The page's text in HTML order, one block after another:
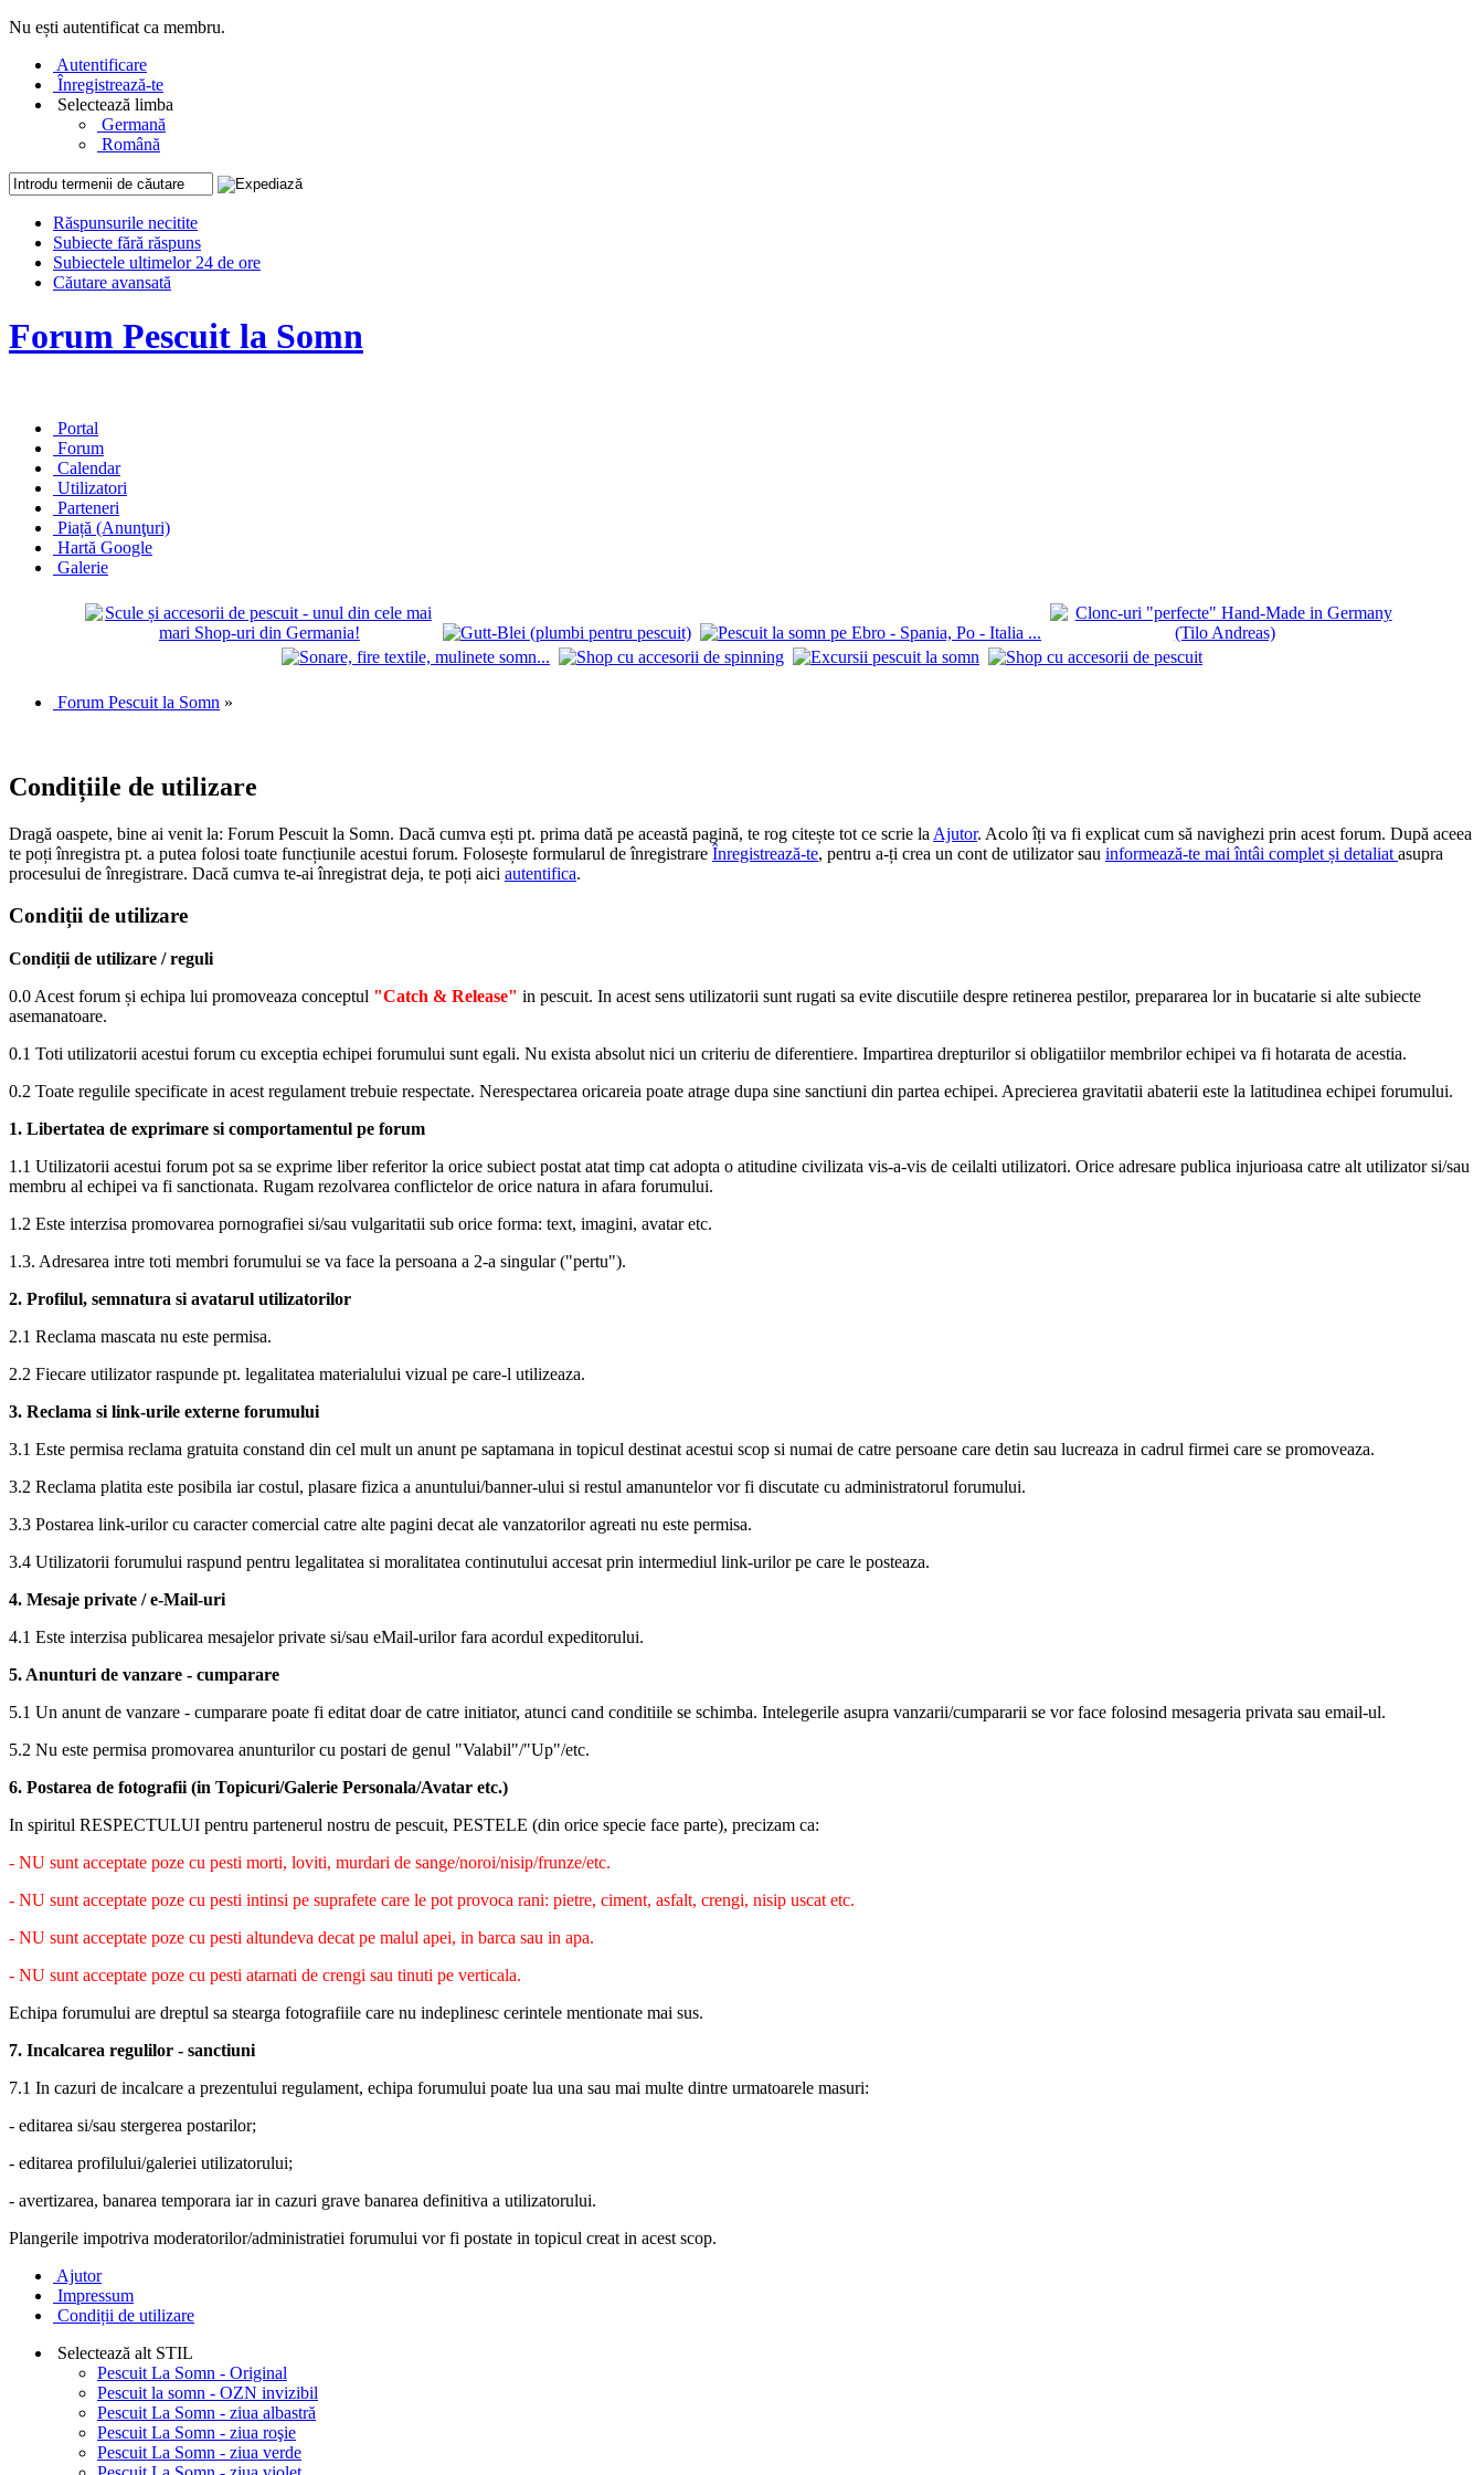
Nu ești autentificat ca membru.
Autentificare
Înregistrează-te
Selectează limba
Germană
Română
Răspunsurile necitite
Subiecte fără răspuns
Subiectele ultimelor 24 de ore
Căutare avansată
Forum Pescuit la Somn
Portal
Forum
Calendar
Utilizatori
Parteneri
Piață (Anunţuri)
Hartă Google
Galerie
Forum Pescuit la Somn »
Condițiile de utilizare
Dragă oaspete, bine ai venit la: Forum Pescuit la Somn. Dacă cumva ești pt. prima dată pe această pagină, te rog citește tot ce scrie la Ajutor. Acolo îți va fi explicat cum să navighezi prin acest forum. După aceea
te poți înregistra pt. a putea folosi toate funcțiunile acestui forum. Folosește formularul de înregistrare Înregistrează-te, pentru a-ți crea un cont de utilizator sau informează-te mai întâi complet și detaliat asupra
procesului de înregistrare. Dacă cumva te-ai înregistrat deja, te poți aici autentifica.
Condiții de utilizare
Condiții de utilizare / reguli
0.0 Acest forum și echipa lui promoveaza conceptul "Catch & Release" in pescuit. In acest sens utilizatorii sunt rugati sa evite discutiile despre retinerea pestilor, prepararea lor in bucatarie si alte subiecte
asemanatoare.
0.1 Toti utilizatorii acestui forum cu exceptia echipei forumului sunt egali. Nu exista absolut nici un criteriu de diferentiere. Impartirea drepturilor si obligatiilor membrilor echipei va fi hotarata de acestia.
0.2 Toate regulile specificate in acest regulament trebuie respectate. Nerespectarea oricareia poate atrage dupa sine sanctiuni din partea echipei. Aprecierea gravitatii abaterii este la latitudinea echipei forumului.
1. Libertatea de exprimare si comportamentul pe forum
1.1 Utilizatorii acestui forum pot sa se exprime liber referitor la orice subiect postat atat timp cat adopta o atitudine civilizata vis-a-vis de ceilalti utilizatori. Orice adresare publica injurioasa catre alt utilizator si/sau
membru al echipei va fi sanctionata. Rugam rezolvarea conflictelor de orice natura in afara forumului.
1.2 Este interzisa promovarea pornografiei si/sau vulgaritatii sub orice forma: text, imagini, avatar etc.
1.3. Adresarea intre toti membri forumului se va face la persoana a 2-a singular ("pertu").
2. Profilul, semnatura si avatarul utilizatorilor
2.1 Reclama mascata nu este permisa.
2.2 Fiecare utilizator raspunde pt. legalitatea materialului vizual pe care-l utilizeaza.
3. Reclama si link-urile externe forumului
3.1 Este permisa reclama gratuita constand din cel mult un anunt pe saptamana in topicul destinat acestui scop si numai de catre persoane care detin sau lucreaza in cadrul firmei care se promoveaza.
3.2 Reclama platita este posibila iar costul, plasare fizica a anuntului/banner-ului si restul amanuntelor vor fi discutate cu administratorul forumului.
3.3 Postarea link-urilor cu caracter comercial catre alte pagini decat ale vanzatorilor agreati nu este permisa.
3.4 Utilizatorii forumului raspund pentru legalitatea si moralitatea continutului accesat prin intermediul link-urilor pe care le posteaza.
4. Mesaje private / e-Mail-uri
4.1 Este interzisa publicarea mesajelor private si/sau eMail-urilor fara acordul expeditorului.
5. Anunturi de vanzare - cumparare
5.1 Un anunt de vanzare - cumparare poate fi editat doar de catre initiator, atunci cand conditiile se schimba. Intelegerile asupra vanzarii/cumpararii se vor face folosind mesageria privata sau email-ul.
5.2 Nu este permisa promovarea anunturilor cu postari de genul "Valabil"/"Up"/etc.
6. Postarea de fotografii (in Topicuri/Galerie Personala/Avatar etc.)
In spiritul RESPECTULUI pentru partenerul nostru de pescuit, PESTELE (din orice specie face parte), precizam ca:
- NU sunt acceptate poze cu pesti morti, loviti, murdari de sange/noroi/nisip/frunze/etc.
- NU sunt acceptate poze cu pesti intinsi pe suprafete care le pot provoca rani: pietre, ciment, asfalt, crengi, nisip uscat etc.
- NU sunt acceptate poze cu pesti altundeva decat pe malul apei, in barca sau in apa.
- NU sunt acceptate poze cu pesti atarnati de crengi sau tinuti pe verticala.
Echipa forumului are dreptul sa stearga fotografiile care nu indeplinesc cerintele mentionate mai sus.
7. Incalcarea regulilor - sanctiuni
7.1 In cazuri de incalcare a prezentului regulament, echipa forumului poate lua una sau mai multe dintre urmatoarele masuri:
- editarea si/sau stergerea postarilor;
- editarea profilului/galeriei utilizatorului;
- avertizarea, banarea temporara iar in cazuri grave banarea definitiva a utilizatorului.
Plangerile impotriva moderatorilor/administratiei forumului vor fi postate in topicul creat in acest scop.
Ajutor
Impressum
Condiții de utilizare
Selectează alt STIL
Pescuit La Somn - Original
Pescuit la somn - OZN invizibil
Pescuit La Somn - ziua albastră
Pescuit La Somn - ziua roşie
Pescuit La Somn - ziua verde